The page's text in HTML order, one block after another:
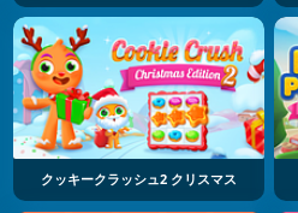
クッキークラッシュ2 クリスマス